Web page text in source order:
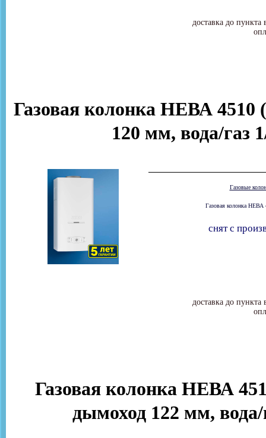
доставка до
Газовая колонка НЕВА 4510
120 мм, вода/газ
Газовые
Газовая колонка НЕВА
доставка до
снят с
Газовая колонка НЕВА
дымоход 122 мм,